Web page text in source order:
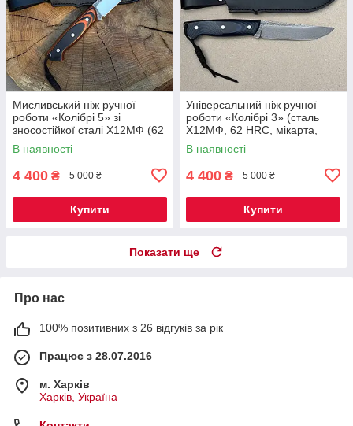
Мисливський ніж ручної
роботи «Колібрі 5» зі
зносостійкої сталі Х12МФ (62
HRC), руків'я мікарта, чохол
шкіра
В наявності
4 400 ₴ 5 000 ₴
Купити
Універсальний ніж ручної
роботи «Колібрі 3» (сталь
Х12МФ, 62 HRC, мікарта,
шкіряний чохол)
В наявності
4 400 ₴ 5 000 ₴
Купити
Показати ще
Про нас
100% позитивних з 26 відгуків за рік
Працює з 28.07.2016
м. Харків
Харків, Україна